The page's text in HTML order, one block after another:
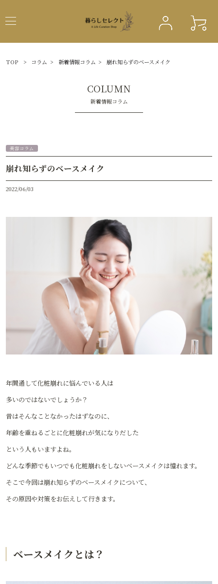
TOP > コラム > 新着情報コラム > 崩れ知らずのベースメイク
COLUMN
新着情報コラム
美容コラム
崩れ知らずのベースメイク
2022/06/03
年間通して化粧崩れに悩んでいる人は
多いのではないでしょうか？
昔はそんなことなかったはずなのに、
年齢を重ねるごとに化粧崩れが気になりだした
という人もいますよね。
どんな季節でもいつでも化粧崩れをしないベースメイクは憧れます。
そこで今回は崩れ知らずのベースメイクについて、
その原因や対策をお伝えして行きます。
ベースメイクとは？